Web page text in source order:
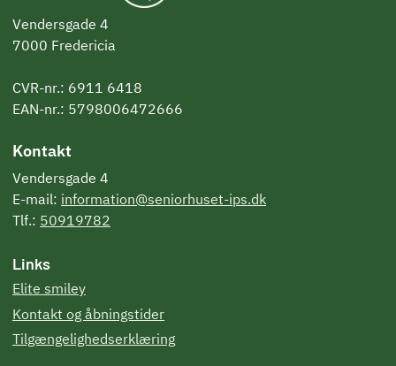
Vendersgade 4
7000 Fredericia
CVR-nr.: 6911 6418
EAN-nr.: 5798006472666
Kontakt
Vendersgade 4
E-mail: information@seniorhuset-ips.dk
Tlf.: 50919782
Links
Elite smiley
Kontakt og åbningstider
Tilgængelighedserklæring